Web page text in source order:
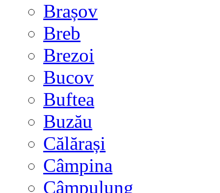
Brașov
Breb
Brezoi
Bucov
Buftea
Buzău
Călărași
Câmpina
Câmpulung